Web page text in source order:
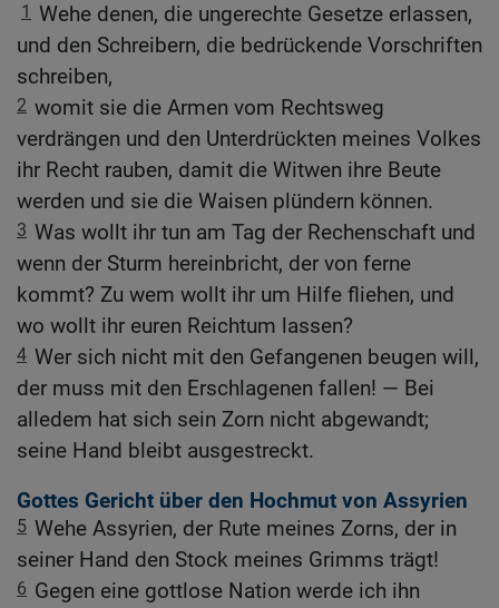
1 Wehe denen, die ungerechte Gesetze erlassen,
und den Schreibern, die bedrückende Vorschriften
schreiben,
2 womit sie die Armen vom Rechtsweg
verdrängen und den Unterdrückten meines Volkes
ihr Recht rauben, damit die Witwen ihre Beute
werden und sie die Waisen plündern können.
3 Was wollt ihr tun am Tag der Rechenschaft und
wenn der Sturm hereinbricht, der von ferne
kommt? Zu wem wollt ihr um Hilfe fliehen, und
wo wollt ihr euren Reichtum lassen?
4 Wer sich nicht mit den Gefangenen beugen will,
der muss mit den Erschlagenen fallen! — Bei
alledem hat sich sein Zorn nicht abgewandt;
seine Hand bleibt ausgestreckt.
Gottes Gericht über den Hochmut von Assyrien
5 Wehe Assyrien, der Rute meines Zorns, der in
seiner Hand den Stock meines Grimms trägt!
6 Gegen eine gottlose Nation werde ich ihn